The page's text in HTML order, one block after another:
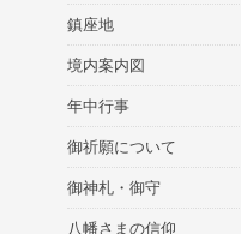
鎮座地
境内案内図
年中行事
御祈願について
御神札・御守
八幡さまの信仰